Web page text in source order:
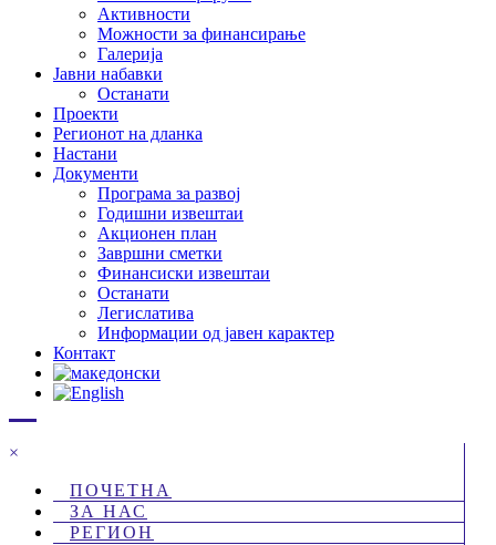
Активности
Можности за финансирање
Галерија
Јавни набавки
Останати
Проекти
Регионот на дланка
Настани
Документи
Програма за развој
Годишни извештаи
Акционен план
Завршни сметки
Финансиски извештаи
Останати
Легислатива
Информации од јавен карактер
Контакт
×
ПОЧЕТНА
ЗА НАС
РЕГИОН